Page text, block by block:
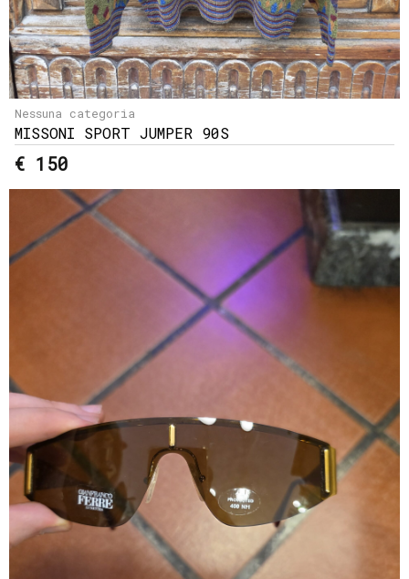
Nessuna categoria
MISSONI SPORT JUMPER 90S
€ 150